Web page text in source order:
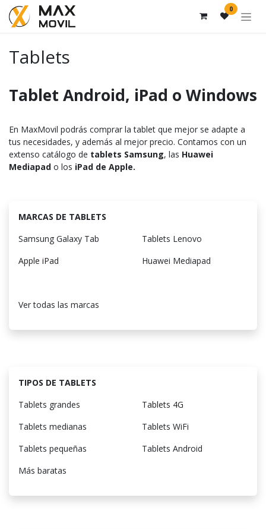
Zum Inhalt springen 0
Tablets
Tablet Android, iPad o Windows
En MaxMovil podrás comprar la tablet que mejor se adapte a
tus necesidades, y además al mejor precio. Contamos con un
extenso catálogo de tablets Samsung, las Huawei
Mediapad o los iPad de Apple.
MARCAS DE TABLETS
Samsung Galaxy Tab
Apple iPad
Ver todas las marcas
Tablets Lenovo
Huawei Mediapad
TIPOS DE TABLETS
Tablets grandes
Tablets medianas
Tablets pequeñas
Más baratas
Tablets 4G
Tablets WiFi
Tablets Android